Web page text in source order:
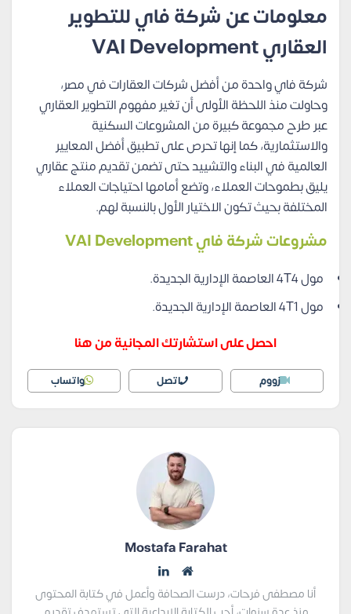
معلومات عن شركة فاي للتطوير
العقاري VAI Development
شركة فاي واحدة من أفضل شركات العقارات في مصر،
وحاولت منذ اللحظة الأولى أن تغير مفهوم التطوير العقاري
عبر طرح مجموعة كبيرة من المشروعات السكنية
والاستثمارية، كما إنها تحرص على تطبيق أفضل المعايير
العالمية في البناء والتشييد حتى تضمن تقديم منتج عقاري
يليق بطموحات العملاء، وتضع أمامها احتياجات العملاء
المختلفة بحيث تكون الاختيار الأول بالنسبة لهم.
مشروعات شركة فاي VAI Development
مول 4T4 العاصمة الإدارية الجديدة.
مول 4T1 العاصمة الإدارية الجديدة.
احصل على استشارتك المجانية من هنا
زووم اتصل واتساب
Mostafa Farahat
أنا مصطفى فرحات، درست الصحافة وأعمل في كتابة المحتوى